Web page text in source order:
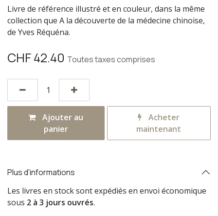
Livre de référence illustré et en couleur, dans la même
collection que A la découverte de la médecine chinoise,
de Yves Réquéna.
CHF42.40 Toutes taxes comprises
Ajouter au
panier
Acheter
maintenant
Plus d'informations
Les livres en stock sont expédiés en envoi économique
sous 2 à 3 jours ouvrés.